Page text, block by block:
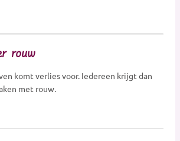
rouw
komt verlies voor. Iedereen krijgt dan
met rouw.